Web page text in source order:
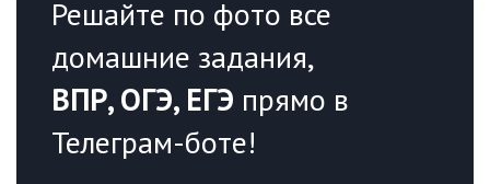
Решайте по фото все
домашние задания,
ВПР, ОГЭ, ЕГЭ прямо в
Телеграм-боте!